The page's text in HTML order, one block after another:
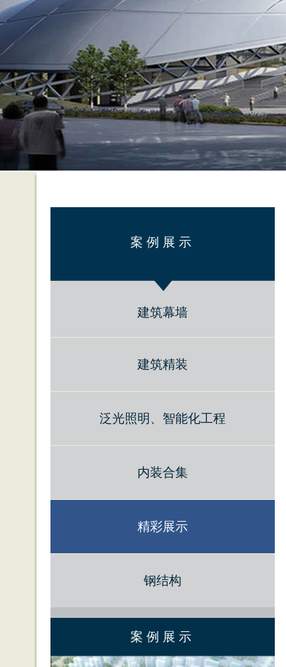
案例展示
建筑幕墙
建筑精装
泛光照明、智能化工程
内装合集
精彩展示
钢结构
案例展示